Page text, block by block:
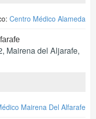
Centro Médico Alameda
, Mairena del Aljarafe,
Mairena Del Alfarafe